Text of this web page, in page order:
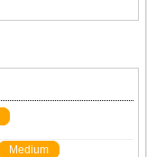
Medium